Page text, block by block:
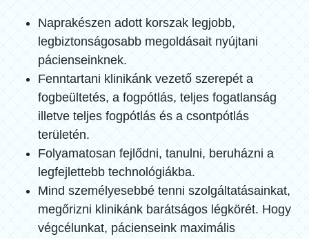
Naprakészen adott korszak legjobb,
legbiztonságosabb megoldásait nyújtani
pácienseinknek.
Fenntartani klinikánk vezető szerepét a
fogbeültetés, a fogpótlás, teljes fogatlanság
illetve teljes fogpótlás és a csontpótlás
területén.
Folyamatosan fejlődni, tanulni, beruházni a
legfejlettebb technológiákba.
Mind személyesebbé tenni szolgáltatásainkat,
megőrizni klinikánk barátságos légkörét. Hogy
végcélunkat, pácienseink maximális